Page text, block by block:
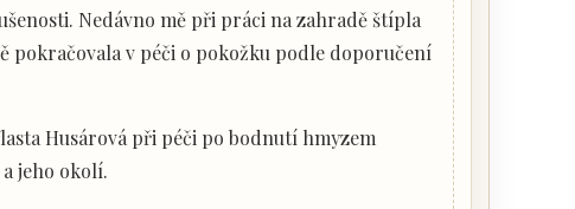
Nedávno mě při práci na zahradě štípla
pokračovala v péči o pokožku podle doporučení
Husárová při péči po bodnutí hmyzem
jeho okolí.